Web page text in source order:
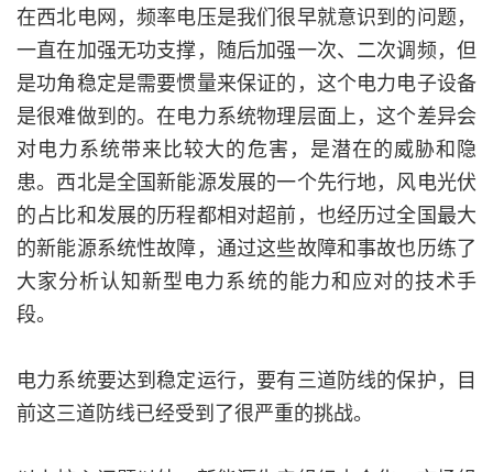
在西北电网，频率电压是我们很早就意识到的问题，
一直在加强无功支撑，随后加强一次、二次调频，但
是功角稳定是需要惯量来保证的，这个电力电子设备
是很难做到的。在电力系统物理层面上，这个差异会
对电力系统带来比较大的危害，是潜在的威胁和隐
患。西北是全国新能源发展的一个先行地，风电光伏
的占比和发展的历程都相对超前，也经历过全国最大
的新能源系统性故障，通过这些故障和事故也历练了
大家分析认知新型电力系统的能力和应对的技术手
段。
电力系统要达到稳定运行，要有三道防线的保护，目
前这三道防线已经受到了很严重的挑战。